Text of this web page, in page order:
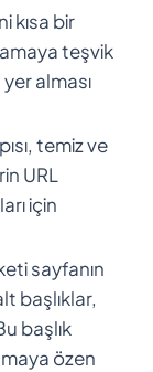
kısa bir
teşvik
alması
temiz ve
URL
için
sayfanın
başlıklar,
başlık
özen